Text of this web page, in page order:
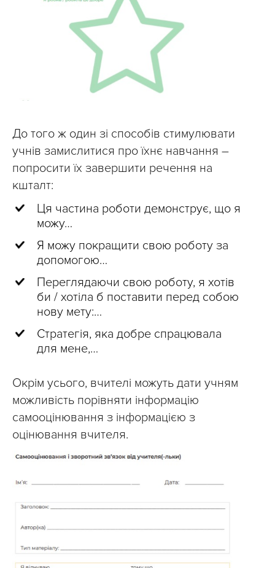
До того ж один зі способів стимулювати
учнів замислитися про їхнє навчання –
попросити їх завершити речення на
кшталт:
Ця частина роботи демонструє, що я
можу…
Я можу покращити свою роботу за
допомогою…
Переглядаючи свою роботу, я хотів
би / хотіла б поставити перед собою
нову мету:…
Стратегія, яка добре спрацювала
для мене,…
Окрім усього, вчителі можуть дати учням
можливість порівняти інформацію
самооцінювання з інформацією з
оцінювання вчителя.